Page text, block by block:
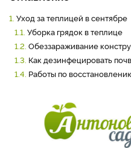
1. Уход за теплицей в сентябре
1.1. Уборка грядок в теплице
1.2. Обеззараживание
1.3. Как дезинфецировать
1.4. Работы по